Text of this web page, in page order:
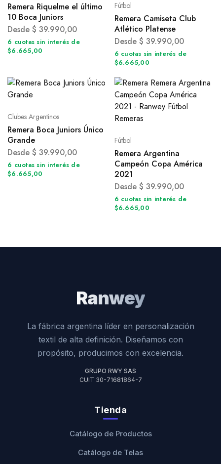
Remera Riquelme el último
10 Boca Juniors
Desde $ 39.990,00
6 cuotas sin interés de
$6.665,00
Fútbol
Remera Camiseta Club
Atlético Platense
Desde $ 39.990,00
6 cuotas sin interés de
$6.665,00
Clubes Argentinos
Remera Boca Juniors Único
Grande
Desde $ 39.990,00
6 cuotas sin interés de
$6.665,00
Fútbol
Remera Argentina
Campeón Copa América
2021
Desde $ 39.990,00
6 cuotas sin interés de
$6.665,00
Ranwey
La fábrica argentina líder en personalización
textil de alta definición. Diseñamos con
propósito, producimos con excelencia.
GRUPO RWY SAS
CUIT 30-71681864-7
Tienda
Catálogo de Productos
Catálogo de Telas